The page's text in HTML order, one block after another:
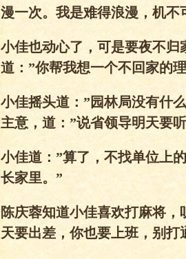
漫一次。我是难得浪漫，机不
小佳也动心了，可是要夜不归
道：”你帮我想一个不回家的
小佳摇头道：”园林局没有什
主意，道：”说省领导明天要
小佳道：”算了，不找单位上
长家里。”
陈庆蓉知道小佳喜欢打麻将
天要出差，你也要上班，别打